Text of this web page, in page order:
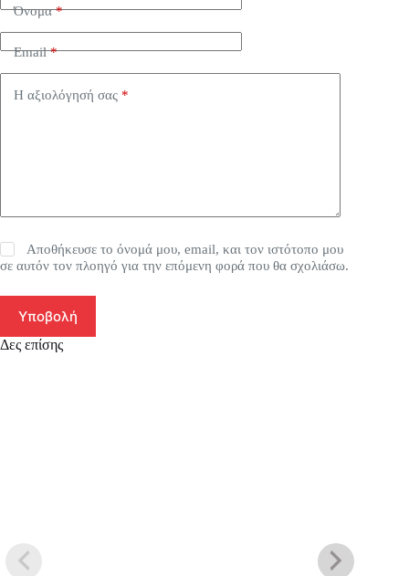
Όνομα*
Email*
Η αξιολόγησή σας *
Αποθήκευσε το όνομά μου, email, και τον ιστότοπο μου
σε αυτόν τον πλοηγό για την επόμενη φορά που θα σχολιάσω.
Υποβολή
Δες επίσης